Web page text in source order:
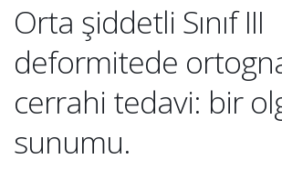
Orta şiddetli Sınıf III
deformitede
cerrahi tedavi: bir
sunumu.